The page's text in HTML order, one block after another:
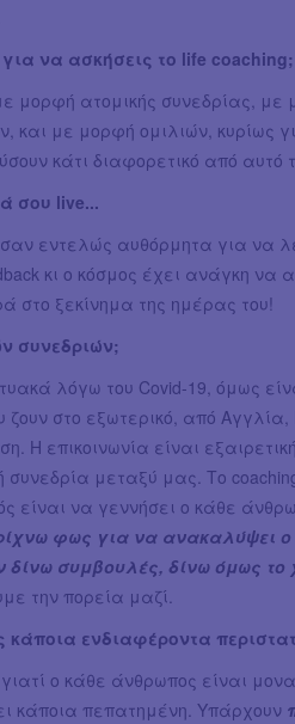
να ασκήσεις το life coaching;
μορφή ατομικής συνεδρίας,
και με μορφή ομιλιών, κυρίως
κάτι διαφορετικό από αυτό
σου live...
εντελώς αυθόρμητα για να
κι ο κόσμος έχει ανάγκη να
στο ξεκίνημα της ημέρας του!
συνεδριών;
λόγω του Covid-19, όμως
στο εξωτερικό, από
Η επικοινωνία είναι
συνεδρία μεταξύ μας. Το
είναι να γεννήσει ο κάθε
φως για να ανακαλύψει
δίνω συμβουλές, δίνω όμως το
την πορεία μαζί.
ενδιαφέροντα
ο κάθε άνθρωπος είναι
κάποια πεπατημένη. Υπάρχουν